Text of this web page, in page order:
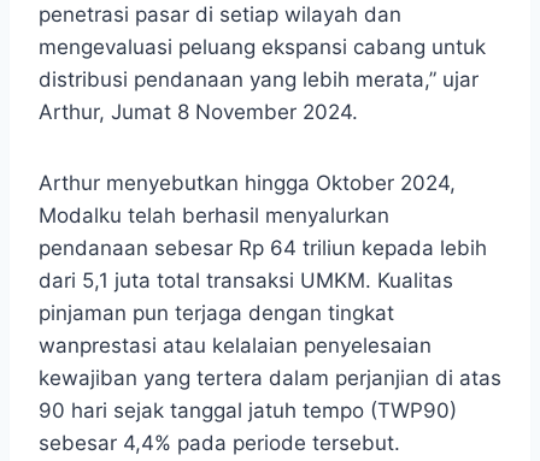
penetrasi pasar di setiap wilayah dan
mengevaluasi peluang ekspansi cabang untuk
distribusi pendanaan yang lebih merata,” ujar
Arthur, Jumat 8 November 2024.
Arthur menyebutkan hingga Oktober 2024,
Modalku telah berhasil menyalurkan
pendanaan sebesar Rp 64 triliun kepada lebih
dari 5,1 juta total transaksi UMKM. Kualitas
pinjaman pun terjaga dengan tingkat
wanprestasi atau kelalaian penyelesaian
kewajiban yang tertera dalam perjanjian di atas
90 hari sejak tanggal jatuh tempo (TWP90)
sebesar 4,4% pada periode tersebut.